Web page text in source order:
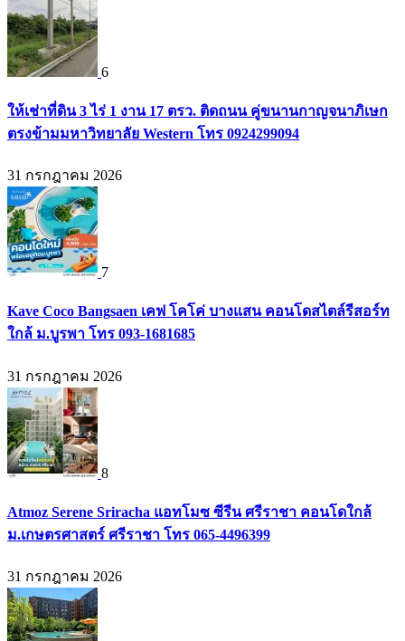
6
ให้เช่าที่ดิน 3 ไร่ 1 งาน 17 ตรว. ติดถนน คู่ขนานกาญจนาภิเษก
ตรงข้ามมหาวิทยาลัย Western โทร 0924299094
31 กรกฎาคม 2026
7
Kave Coco Bangsaen เคฟ โคโค่ บางแสน คอนโดสไตล์รีสอร์ท
ใกล้ ม.บูรพา โทร 093-1681685
31 กรกฎาคม 2026
8
Atmoz Serene Sriracha แอทโมซ ซีรีน ศรีราชา คอนโดใกล้
ม.เกษตรศาสตร์ ศรีราชา โทร 065-4496399
31 กรกฎาคม 2026